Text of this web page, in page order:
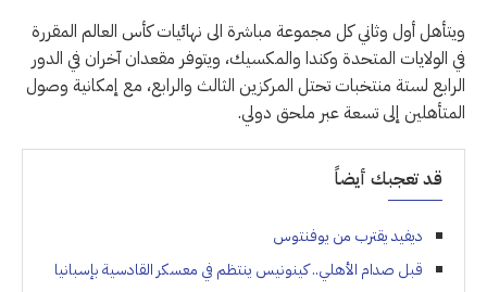
ويتأهل أول وثاني كل مجموعة مباشرة الى نهائيات كأس العالم المقررة
في الولايات المتحدة وكندا والمكسيك، ويتوفر مقعدان آخران في الدور
الرابع لستة منتخبات تحتل المركزين الثالث والرابع، مع إمكانية وصول
المتأهلين إلى تسعة عبر ملحق دولي.
قد تعجبك أيضاً
ديفيد يقترب من يوفنتوس
قبل صدام الأهلي.. كينونيس ينتظم في معسكر القادسية بإسبانيا